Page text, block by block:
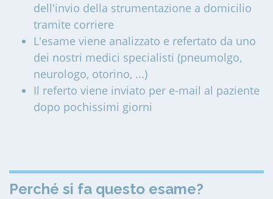
dell'invio della strumentazione a domicilio
tramite corriere
L'esame viene analizzato e refertato da uno
dei nostri medici specialisti (pneumolgo,
neurologo, otorino, ...)
Il referto viene inviato per e-mail al paziente
dopo pochissimi giorni
Perché si fa questo esame?